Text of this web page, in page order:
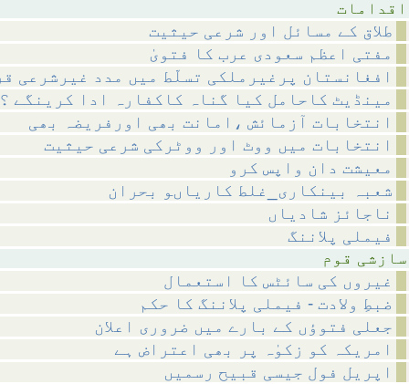
طلاق کے مسائل اور شرعی حیثیت
مفتی اعظم سعودی عرب کا فتویٰ
افغانستان پرغیرملکی تسلّط میں مدد غیرشرعی
مینڈیٹ کاحامل کیا گناہ کاکفارہ ادا کرینگے
انتخابات آزمائش ،امانت بھی اورفریضہ بھی
انتخابات میں ووٹ اور ووٹرکی شرعی حیثیت
معیشت دان واپس کرو
شعبہ بینکاری_غلط کاریاںو بحران
ناجائز شادیاں
فیملی پلاننگ
غیروں کی سائٹس کا استعمال
ضبطِ ولادت - فیملی پلاننگ کا حکم
جعلی فتوؤں کے بارے میں ضروری اعلان
امریکہ کو زکوٰہ پر بھی اعتراض ہے
اپریل فول جیسی قبیح رسمیں